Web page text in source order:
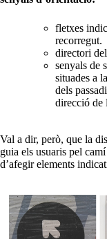
fletxes
recorregut.
directori
senyals de
situades a
dels
direcció de
Val a dir, però, que la
guia els usuaris pel
d’afegir elements